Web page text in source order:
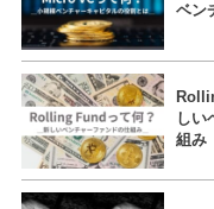
ベン
しい
組み